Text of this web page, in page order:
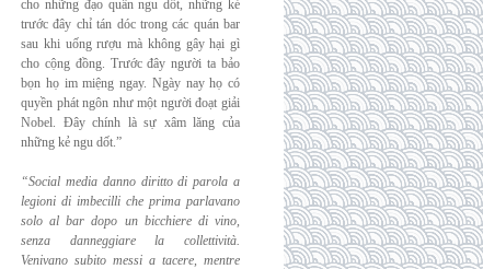
cho những đạo quân ngu dốt, những kẻ
trước đây chỉ tán dóc trong các quán bar
sau khi uống rượu mà không gây hại gì
cho cộng đồng. Trước đây người ta bảo
bọn họ im miệng ngay. Ngày nay họ có
quyền phát ngôn như một người đoạt giải
Nobel. Đây chính là sự xâm lăng của
những kẻ ngu dốt.”
“Social media danno diritto di parola a
legioni di imbecilli che prima parlavano
solo albar dopo un bicchiere di vino,
senza danneggiare la collettività.
Venivano subito messi a tacere, mentre